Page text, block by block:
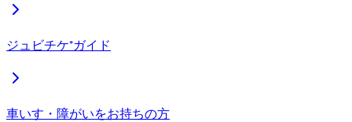
ジュビチケ⁺ガイド
車いす・障がいをお持ちの方